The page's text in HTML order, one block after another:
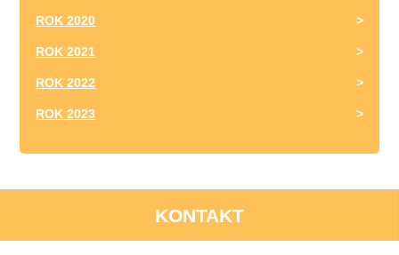
ROK 2020
ROK 2021
ROK 2022
ROK 2023
KONTAKT